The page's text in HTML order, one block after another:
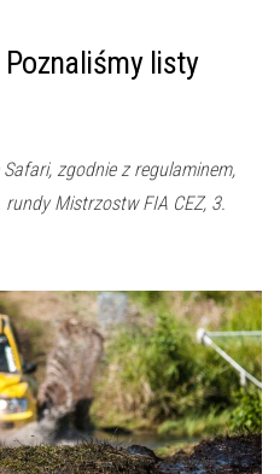
listy
zgodnie z regulaminem,
Mistrzostw FIA CEZ, 3.